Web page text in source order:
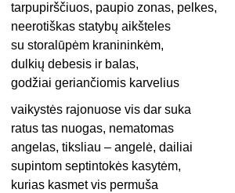
tarpupirščiuos, paupio zonas, pelkes,
neerotiškas statybų aikšteles
su storalūpėm kranininkėm,
dulkių debesis ir balas,
godžiai geriančiomis karvelius
vaikystės rajonuose vis dar suka
ratus tas nuogas, nematomas
angelas, tiksliau – angelė, dailiai
supintom septintokės kasytėm,
kurias kasmet vis permuša